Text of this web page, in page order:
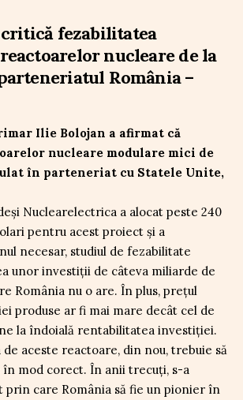
fezabilitatea
nucleare de la
România –
Ilie Bolojan a afirmat că
nucleare modulare mici de
în parteneriat cu Statele Unite,
Nuclearelectrica a alocat peste 240
pentru acest proiect și a
necesar, studiul de fezabilitate
unor investiții de câteva miliarde de
România nu o are. În plus, prețul
produse ar fi mai mare decât cel de
la îndoială rentabilitatea investiției.
de aceste reactoare, din nou, trebuie să
în mod corect. În anii trecuți, s-a
prin care România să fie un pionier în